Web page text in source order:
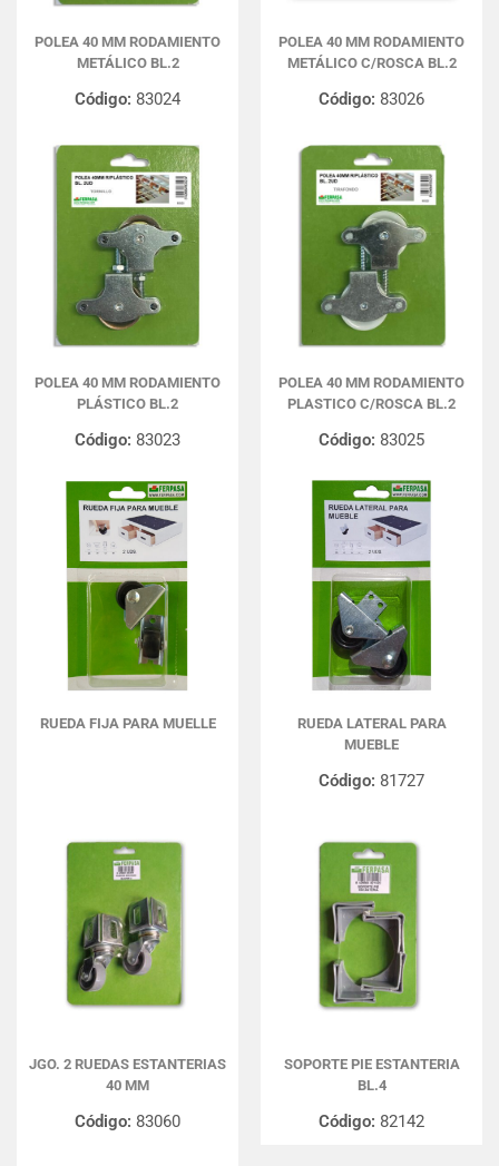
POLEA 40 MM RODAMIENTO
METÁLICO BL.2
Código: 83024
POLEA 40 MM RODAMIENTO
METÁLICO C/ROSCA BL.2
Código: 83026
POLEA 40 MM RODAMIENTO
PLÁSTICO BL.2
Código: 83023
POLEA 40 MM RODAMIENTO
PLASTICO C/ROSCA BL.2
Código: 83025
RUEDA FIJA PARA MUELLE
RUEDA LATERAL PARA
MUEBLE
Código: 81727
JGO. 2 RUEDAS ESTANTERIAS
40 MM
Código: 83060
SOPORTE PIE ESTANTERIA
BL.4
Código: 82142